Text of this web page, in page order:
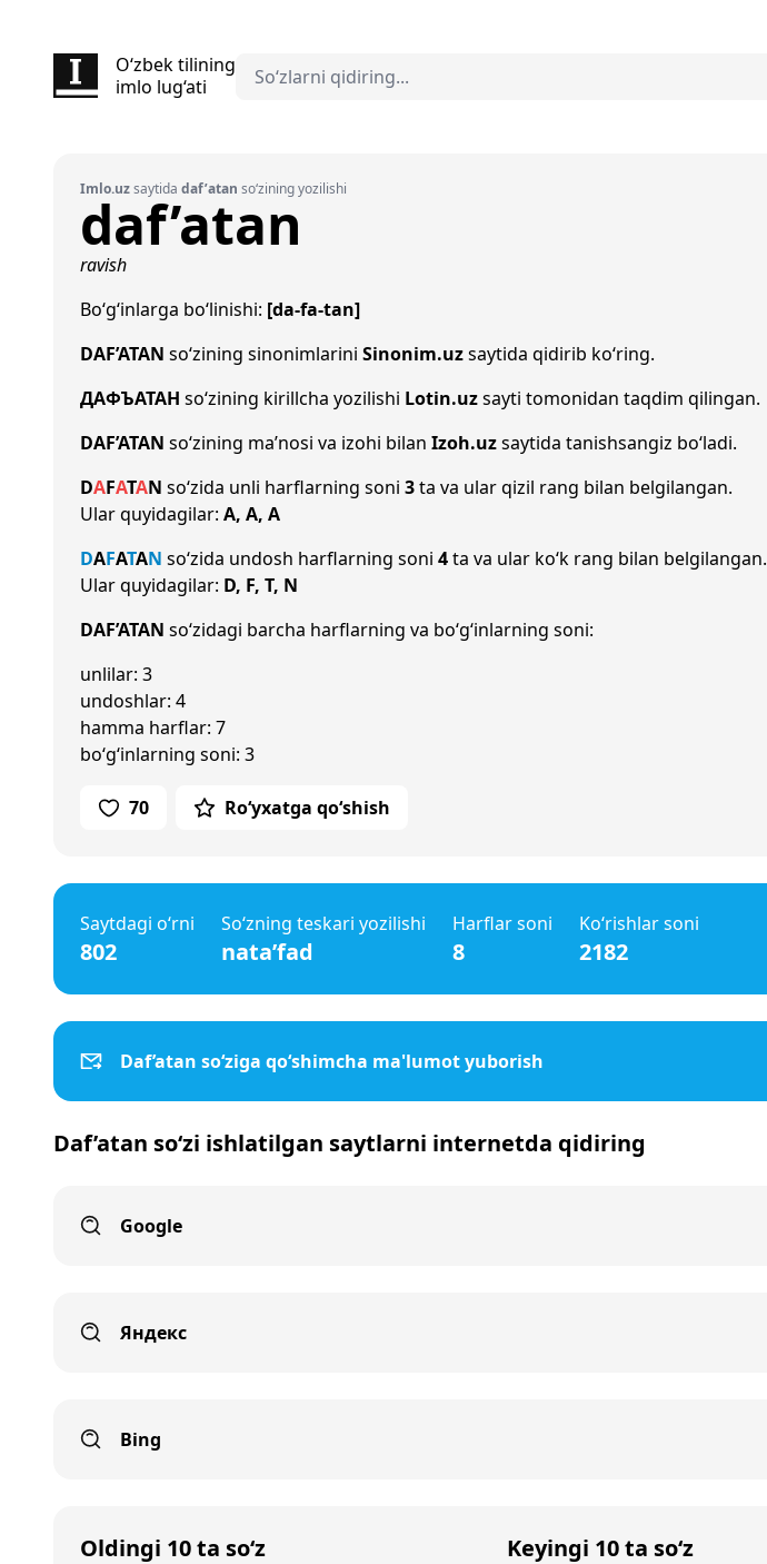
O‘zbek tilining
imlo lug‘ati
Imlo.uzsaytida daf’atan so‘zining yozilishi
daf’atan
ravish
Bo‘g‘inlarga bo‘linishi: [da-fa-tan]
DAF’ATAN so‘zining sinonimlarini Sinonim.uzsaytida qidirib ko‘ring.
ДАФЪАТАН so‘zining kirillcha yozilishi Lotin.uzsayti tomonidan taqdim qilingan.
DAF’ATAN so‘zining ma’nosi va izohi bilan Izoh.uzsaytida tanishsangiz bo‘ladi.
DAFATAN so‘zida unli harflarning soni 3ta va ular qizil rang bilan belgilangan.
Ular quyidagilar: A, A, A
DAFATAN so‘zida undosh harflarning soni 4ta va ular ko‘k rang bilan belgilangan.
Ular quyidagilar: D, F, T, N
DAF’ATAN so‘zidagi barcha harflarning va bo‘g‘inlarning soni:
unlilar: 3
undoshlar: 4
hamma harflar: 7
bo‘g‘inlarning soni: 3
70 Ro‘yxatga qo‘shish
Saytdagi o‘rni
802
So‘zning teskari yozilishi
nata’fad
Harflar soni
8
Ko‘rishlar soni
2182
Daf’atan so‘ziga qo‘shimcha ma'lumot yuborish
Daf’atan so‘zi ishlatilgan saytlarni internetda qidiring
Google
Яндекс
Bing
Oldingi 10 ta so‘z Keyingi 10 ta so‘z